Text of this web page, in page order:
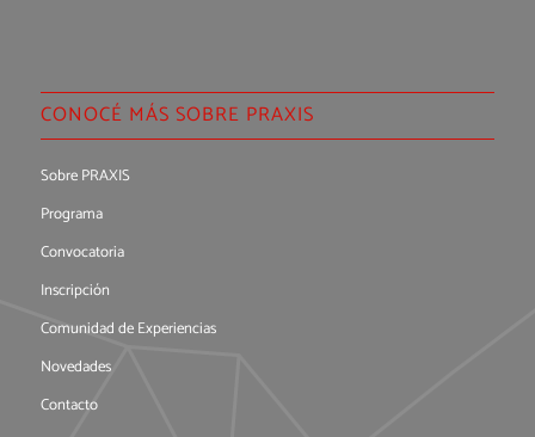
CONOCÉ MÁS SOBRE PRAXIS
Sobre PRAXIS
Programa
Convocatoria
Inscripción
Comunidad de Experiencias
Novedades
Contacto